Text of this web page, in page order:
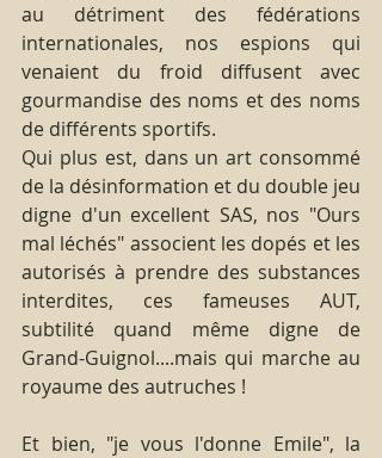
au détriment des fédérations
internationales, nos espions qui
venaient du froid diffusent avec
gourmandise des noms et des noms
de différents sportifs.
Qui plus est, dans un art consommé
de la désinformation et du double jeu
digne d'un excellent SAS, nos "Ours
mal léchés" associent les dopés et les
autorisés à prendre des substances
interdites, ces fameuses AUT,
subtilité quand même digne de
Grand-Guignol....mais qui marche au
royaume des autruches !
Et bien, "je vous l'donne Emile", la